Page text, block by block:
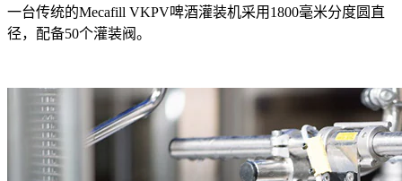
一台传统的Mecafill VKPV啤酒灌装机采用1800毫米分度圆直
径，配备50个灌装阀。